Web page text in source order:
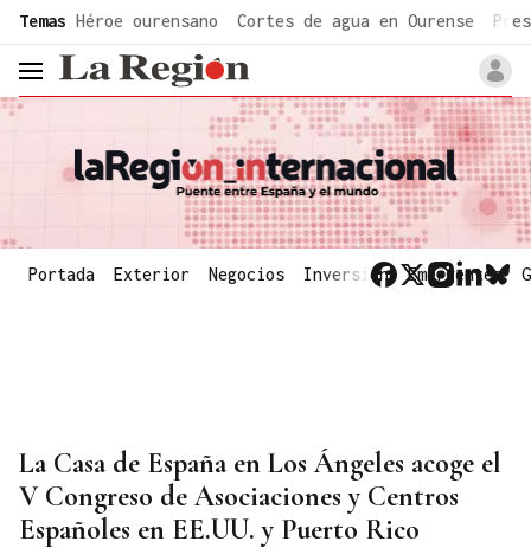
common.go-to-content
Temas Héroe ourensano Cortes de agua en Ourense
header.menu.open
Portada Exterior Negocios Inversión Emergentes
La Casa de España en Los Ángeles acoge el
V Congreso de Asociaciones y Centros
Españoles en EE.UU. y Puerto Rico